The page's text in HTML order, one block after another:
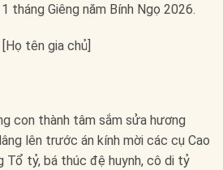
tháng Giêng năm Bính Ngọ 2026.
tên gia chủ]
con thành tâm sắm sửa hương
lên trước án kính mời các cụ Cao
Tổ tỷ, bá thúc đệ huynh, cô di tỷ